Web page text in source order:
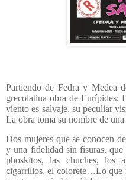
Partiendo de Fedra y Medea
grecolatina obra de Eurípides;
viento es salvaje, su peculiar
La obra toma su nombre de
Dos mujeres que se conocen
y una fidelidad sin fisuras,
phoskitos, las chuches, los
cigarrillos, el colorete…Lo que